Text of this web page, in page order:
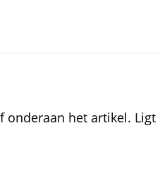
het artikel. Ligt